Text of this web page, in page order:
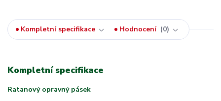
Kompletní specifikace Hodnocení 0
Kompletní specifikace
Ratanový opravný pásek